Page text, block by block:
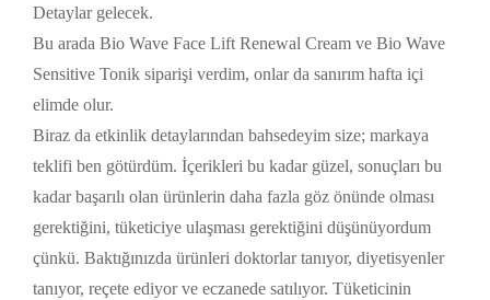
Detaylar gelecek.
Bu arada Bio Wave Face Lift Renewal Cream ve Bio Wave
Sensitive Tonik siparişi verdim, onlar da sanırım hafta içi
elimde olur.
Biraz da etkinlik detaylarından bahsedeyim size; markaya
teklifi ben götürdüm. İçerikleri bu kadar güzel, sonuçları bu
kadar başarılı olan ürünlerin daha fazla göz önünde olması
gerektiğini, tüketiciye ulaşması gerektiğini düşünüyordum
çünkü. Baktığınızda ürünleri doktorlar tanıyor, diyetisyenler
tanıyor, reçete ediyor ve eczanede satılıyor. Tüketicinin